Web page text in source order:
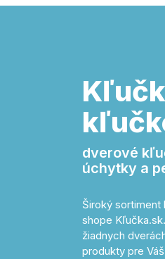
dverové
úchytky a
Široký
shope
žiadnych
produkty pre